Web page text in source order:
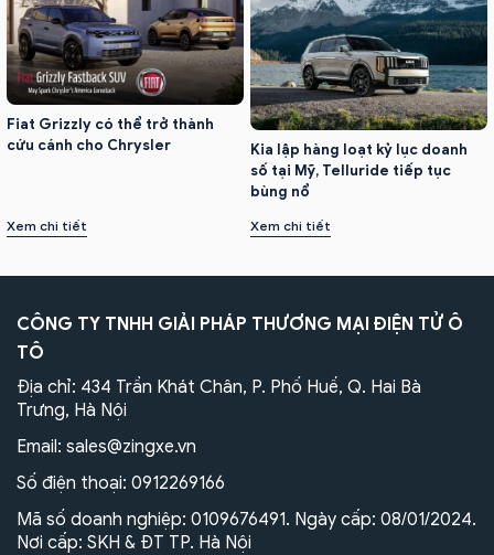
Fiat Grizzly có thể trở thành
cứu cánh cho Chrysler
Xem chi tiết
Kia lập hàng loạt kỷ lục doanh
số tại Mỹ, Telluride tiếp tục
bùng nổ
Xem chi tiết
CÔNG TY TNHH GIẢI PHÁP THƯƠNG MẠI ĐIỆN TỬ Ô
TÔ
Địa chỉ: 434 Trần Khát Chân, P. Phố Huế, Q. Hai Bà
Trưng, Hà Nội
Email: sales@zingxe.vn
Số điện thoại: 0912269166
Mã số doanh nghiệp: 0109676491. Ngày cấp: 08/01/2024.
Nơi cấp: SKH & ĐT TP. Hà Nội